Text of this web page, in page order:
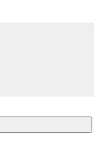
う “真のヒューマ